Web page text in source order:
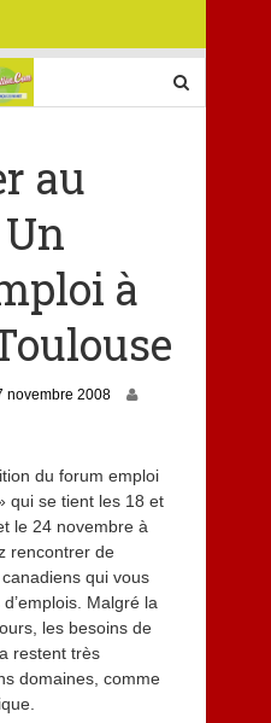
au
à
novembre 2008
du forum emploi
qui se tient les 18 et
le 24 novembre à
rencontrer de
qui vous
Malgré la
les besoins de
restent très
domaines, comme